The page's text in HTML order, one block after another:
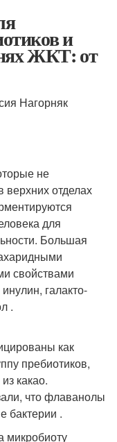
и
ЖКТ: от
Нагорняк
не
отделах
для
Большая
свойствами
галакто-
.
как
пребиотиков,
какао.
что флаванолы
бактерии .
микробиоту